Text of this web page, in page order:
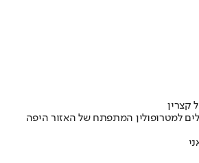
קצרין
למטרופולין המתפתח של האזור היפה